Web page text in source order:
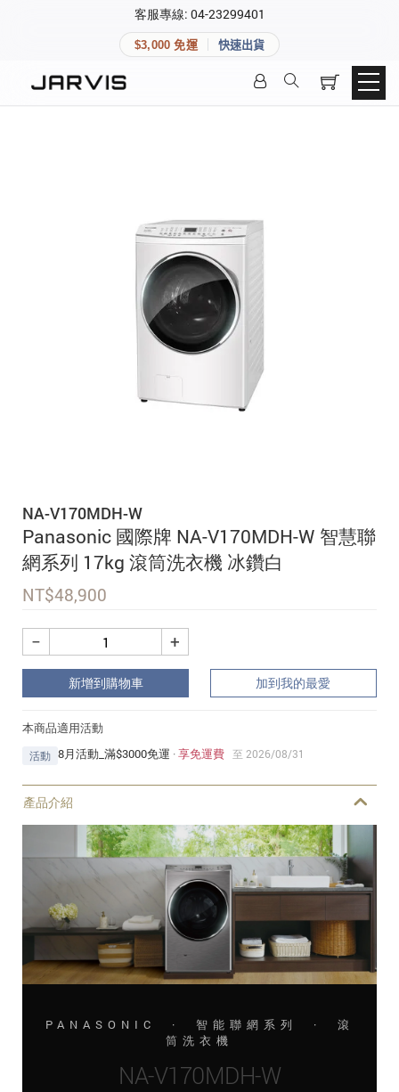
客服專線: 04-23299401
$3,000 免運 快速出貨
NA-V170MDH-W
Panasonic 國際牌 NA-V170MDH-W 智慧聯
網系列 17kg 滾筒洗衣機 冰鑽白
NT$48,900
+
−
新增到購物車 加到我的最愛
本商品適用活動
活動 8月活動_滿$3000免運 ·享免運費 至 2026/08/31
產品介紹
PANASONIC · 智能聯網系列 · 滾
筒洗衣機
NA-V170MDH-W
快速連結
登入後可查看訂單、會員資料與收藏清單。
登入會員
建立新帳號
加入 JARVIS VIP